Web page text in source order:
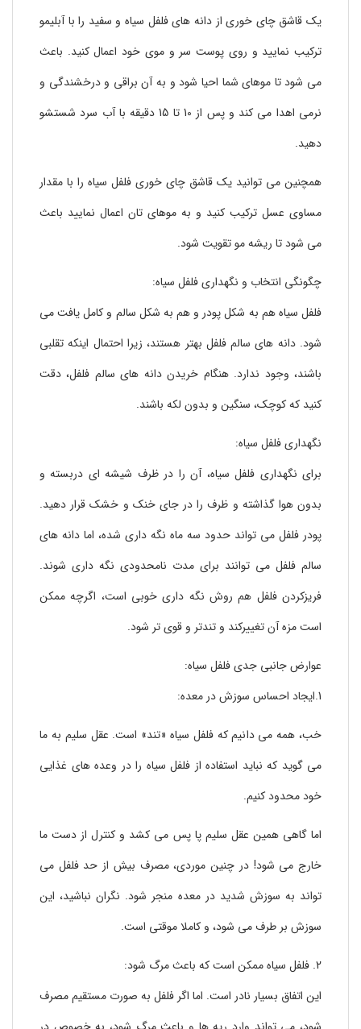
یک قاشق چای خوری از دانه های فلفل سیاه و سفید را با آبلیمو
ترکیب نمایید و روی پوست سر و موی خود اعمال کنید. باعث
می شود تا موهای شما احیا شود و به آن براقی و درخشندگی و
نرمی اهدا می کند و پس از 10 تا 15 دقیقه با آب سرد شستشو
دهید.
همچنین می توانید یک قاشق چای خوری فلفل سیاه را با مقدار
مساوی عسل ترکیب کنید و به موهای تان اعمال نمایید باعث
می شود تا ریشه مو تقویت شود.
چگونگی انتخاب و نگهداری فلفل سیاه:
فلفل سیاه هم به شکل پودر و هم به شکل سالم و کامل یافت می
شود. دانه های سالم فلفل بهتر هستند، زیرا احتمال اینکه تقلبی
باشند، وجود ندارد. هنگام خریدن دانه های سالم فلفل، دقت
کنید که کوچک، سنگین و بدون لکه باشند.
نگهداری فلفل سیاه:
برای نگهداری فلفل سیاه، آن را در ظرف شیشه ای دربسته و
بدون هوا گذاشته و ظرف را در جای خنک و خشک قرار دهید.
پودر فلفل می تواند حدود سه ماه نگه داری شده، اما دانه های
سالم فلفل می توانند برای مدت نامحدودی نگه داری شوند.
فریزکردن فلفل هم روش نگه داری خوبی است، اگرچه ممکن
است مزه آن تغییرکند و تندتر و قوی تر شود.
عوارض جانبی جدی فلفل سیاه:
1.ایجاد احساس سوزش در معده:
خب، همه می دانیم که فلفل سیاه «تند» است. عقل سلیم به ما
می گوید که نباید استفاده از فلفل سیاه را در وعده های غذایی
خود محدود کنیم.
اما گاهی همین عقل سلیم پا پس می کشد و کنترل از دست ما
خارج می شود! در چنین موردی، مصرف بیش از حد فلفل می
تواند به سوزش شدید در معده منجر شود. نگران نباشید، این
سوزش بر طرف می شود، و کاملا موقتی است.
2. فلفل سیاه ممکن است که باعث مرگ شود:
این اتفاق بسیار نادر است. اما اگر فلفل به صورت مستقیم مصرف